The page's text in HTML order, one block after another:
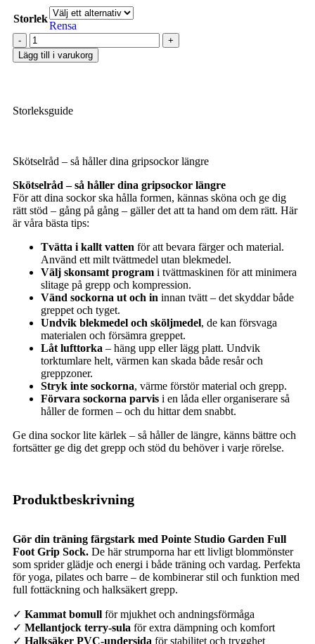
Storlek
Rensa
Lägg till i varukorg
Storleksguide
Skötselråd – så håller dina gripsockor längre
Skötselråd – så håller dina gripsockor längre
För att dina sockor ska hålla formen, kännas sköna och ge dig
rätt stöd – gång på gång – gäller det att ta hand om dem rätt. Här
är våra bästa tips:
Tvätta i kallt vatten för att bevara färger och material.
Använd ett milt tvättmedel utan blekmedel.
Välj skonsamt program i tvättmaskinen för att minimera
slitage på grepp och kompression.
Vänd sockorna ut och in innan tvätt – det skyddar både
greppet och tyget.
Undvik blekmedel och sköljmedel, de kan försvaga
materialen och försämra greppet.
Låt lufttorka – häng upp eller lägg platt. Undvik
torktumlare helt, värmen kan skada både resår och
greppzoner.
Stryk inte sockorna, värme förstör material och grepp.
Förvara sockorna parvis i en låda eller organiserare så
håller de formen – och du hittar dem snabbt.
Ge dina sockor lite kärlek – så håller de längre, känns bättre och
fortsätter ge dig det grepp och stöd du behöver i varje rörelse.
Produktbeskrivning
Gör din träning färgstark med Pointe Studio Garden Full
Foot Grip Sock. De här strumporna har ett livligt blommönster
som sprider glädje och energi i både träning och vardag. Perfekta
för yoga, pilates och barre – de kombinerar stil och funktion med
full fot­täckning och halksäkert grepp.
✓ Kammat bomull för mjukhet och andningsförmåga
✓ Mellantjock terry-sula för extra dämpning och komfort
✓ Halksäker PVC-undersida för stabilitet och trygghet